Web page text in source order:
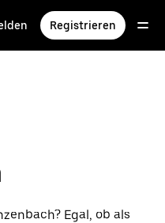
Registrieren
Egal, ob als